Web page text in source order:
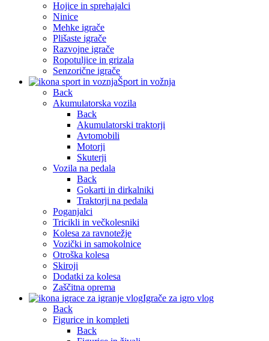
Hojice in sprehajalci
Ninice
Mehke igrače
Plišaste igrače
Razvojne igrače
Ropotuljice in grizala
Senzorične igrače
Šport in vožnja
Back
Akumulatorska vozila
Back
Akumulatorski traktorji
Avtomobili
Motorji
Skuterji
Vozila na pedala
Back
Gokarti in dirkalniki
Traktorji na pedala
Poganjalci
Tricikli in večkolesniki
Kolesa za ravnotežje
Vozički in samokolnice
Otroška kolesa
Skiroji
Dodatki za kolesa
Zaščitna oprema
Igrače za igro vlog
Back
Figurice in kompleti
Back